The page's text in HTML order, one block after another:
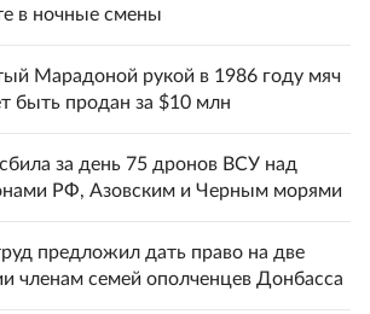
в ночные смены
Марадоной рукой в 1986 году мяч
быть продан за $10 млн
за день 75 дронов ВСУ над
РФ, Азовским и Черным морями
предложил дать право на две
членам семей ополченцев Донбасса